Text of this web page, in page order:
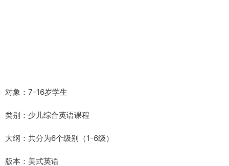
对象：7-16岁学生
类别：少儿综合英语课程
大纲：共分为6个级别（1-6级）
版本：美式英语